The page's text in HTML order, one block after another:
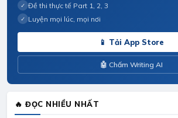
✓ Đề thi thực tế Part 1, 2, 3
✓ Luyện mọi lúc, mọi nơi
📱 Tải App Store
🤖 Chấm Writing AI
🔥 ĐỌC NHIỀU NHẤT